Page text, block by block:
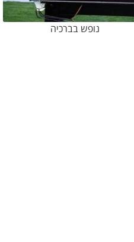
נופש בברכיה